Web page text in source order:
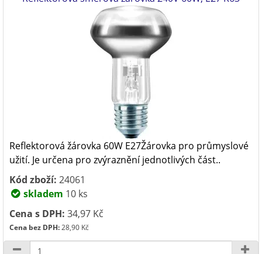
Reflektorová žárovka 60W E27Žárovka pro průmyslové
užití. Je určena pro zvýraznění jednotlivých část..
Kód zboží: 24061
skladem 10 ks
Cena s DPH: 34,97 Kč
Cena bez DPH:28,90 Kč